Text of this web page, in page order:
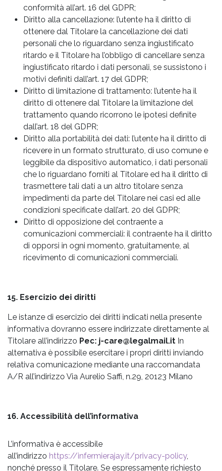
conformità all’art. 16 del GDPR;
Diritto alla cancellazione: l’utente ha il diritto di
ottenere dal Titolare la cancellazione dei dati
personali che lo riguardano senza ingiustificato
ritardo e il Titolare ha l’obbligo di cancellare senza
ingiustificato ritardo i dati personali, se sussistono i
motivi definiti dall’art. 17 del GDPR;
Diritto di limitazione di trattamento: l’utente ha il
diritto di ottenere dal Titolare la limitazione del
trattamento quando ricorrono le ipotesi definite
dall’art. 18 del GDPR;
Diritto alla portabilità dei dati: l’utente ha il diritto di
ricevere in un formato strutturato, di uso comune e
leggibile da dispositivo automatico, i dati personali
che lo riguardano forniti al Titolare ed ha il diritto di
trasmettere tali dati a un altro titolare senza
impedimenti da parte del Titolare nei casi ed alle
condizioni specificate dall’art. 20 del GDPR;
Diritto di opposizione del contraente a
comunicazioni commerciali: il contraente ha il diritto
di opporsi in ogni momento, gratuitamente, al
ricevimento di comunicazioni commerciali.
15. Esercizio dei diritti
Le istanze di esercizio dei diritti indicati nella presente
informativa dovranno essere indirizzate direttamente al
Titolare all’indirizzo Pec: j-care@legalmail.it In
alternativa è possibile esercitare i propri diritti inviando
relativa comunicazione mediante una raccomandata
A/R all’indirizzo Via Aurelio Saffi, n.29, 20123 Milano
16. Accessibilità dell’informativa
L’informativa è accessibile
all’indirizzo https://infermierajay.it/privacy-policy,
nonché presso il Titolare. Se espressamente richiesto